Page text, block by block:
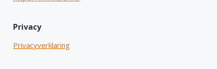
Privacy
Privacyverklaring